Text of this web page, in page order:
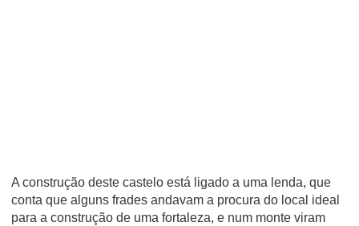
A construção deste castelo está ligado a uma lenda, que
conta que alguns frades andavam a procura do local ideal
para a construção de uma fortaleza, e num monte viram